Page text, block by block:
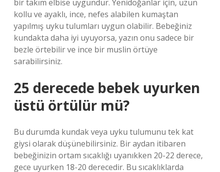
bir takım elbise uygundur. Yenidoğanlar için, uzun
kollu ve ayaklı, ince, nefes alabilen kumaştan
yapılmış uyku tulumları uygun olabilir. Bebeğiniz
kundakta daha iyi uyuyorsa, yazın onu sadece bir
bezle örtebilir ve ince bir muslin örtüye
sarabilirsiniz.
25 derecede bebek uyurken
üstü örtülür mü?
Bu durumda kundak veya uyku tulumunu tek kat
giysi olarak düşünebilirsiniz. Bir aydan itibaren
bebeğinizin ortam sıcaklığı uyanıkken 20-22 derece,
gece uyurken 18-20 derecedir. Bu sıcaklıklarda